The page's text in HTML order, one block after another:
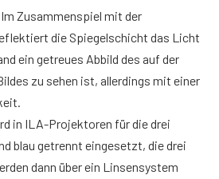
Zusammenspiel mit der
die Spiegelschicht das Licht
ein getreues Abbild des auf der
zu sehen ist, allerdings mit einer
in ILA-Projektoren für die drei
blau getrennt eingesetzt, die drei
dann über ein Linsensystem